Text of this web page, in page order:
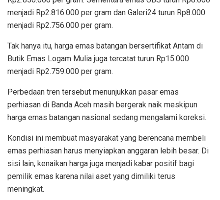
menjadi Rp2.816.000 per gram dan Galeri24 turun Rp8.000
menjadi Rp2.756.000 per gram.
Tak hanya itu, harga emas batangan bersertifikat Antam di
Butik Emas Logam Mulia juga tercatat turun Rp15.000
menjadi Rp2.759.000 per gram.
Perbedaan tren tersebut menunjukkan pasar emas
perhiasan di Banda Aceh masih bergerak naik meskipun
harga emas batangan nasional sedang mengalami koreksi.
Kondisi ini membuat masyarakat yang berencana membeli
emas perhiasan harus menyiapkan anggaran lebih besar. Di
sisi lain, kenaikan harga juga menjadi kabar positif bagi
pemilik emas karena nilai aset yang dimiliki terus
meningkat.